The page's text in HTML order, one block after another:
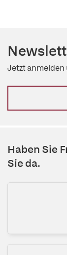
Jetzt anmelden
Haben Sie
Sie da.